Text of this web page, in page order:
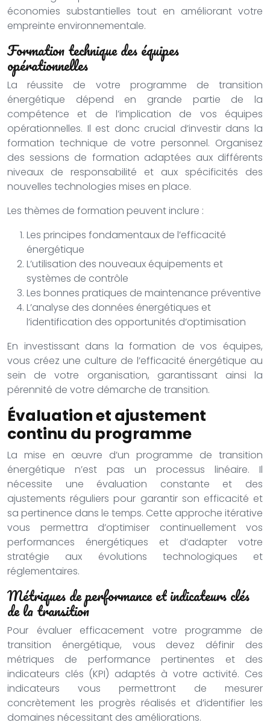
économies substantielles tout en améliorant votre
empreinte environnementale.
Formation technique des équipes
opérationnelles
La réussite de votre programme de transition
énergétique dépend en grande partie de la
compétence et de l’implication de vos équipes
opérationnelles. Il est donc crucial d’investir dans la
formation technique de votre personnel. Organisez
des sessions de formation adaptées aux différents
niveaux de responsabilité et aux spécificités des
nouvelles technologies mises en place.
Les thèmes de formation peuvent inclure :
Les principes fondamentaux de l’efficacité
énergétique
L’utilisation des nouveaux équipements et
systèmes de contrôle
Les bonnes pratiques de maintenance préventive
L’analyse des données énergétiques et
l’identification des opportunités d’optimisation
En investissant dans la formation de vos équipes,
vous créez une culture de l’efficacité énergétique au
sein de votre organisation, garantissant ainsi la
pérennité de votre démarche de transition.
Évaluation et ajustement
continu du programme
La mise en œuvre d’un programme de transition
énergétique n’est pas un processus linéaire. Il
nécessite une évaluation constante et des
ajustements réguliers pour garantir son efficacité et
sa pertinence dans le temps. Cette approche itérative
vous permettra d’optimiser continuellement vos
performances énergétiques et d’adapter votre
stratégie aux évolutions technologiques et
réglementaires.
Métriques de performance et indicateurs clés
de la transition
Pour évaluer efficacement votre programme de
transition énergétique, vous devez définir des
métriques de performance pertinentes et des
indicateurs clés (KPI) adaptés à votre activité. Ces
indicateurs vous permettront de mesurer
concrètement les progrès réalisés et d’identifier les
domaines nécessitant des améliorations.